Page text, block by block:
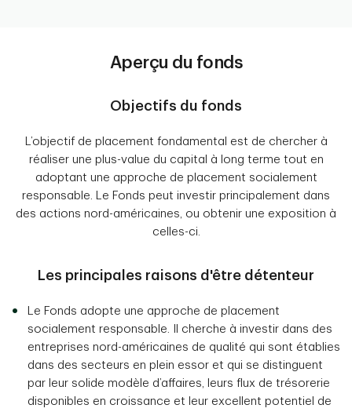
Aperçu du fonds
Objectifs du fonds
L’objectif de placement fondamental est de chercher à
réaliser une plus-value du capital à long terme tout en
adoptant une approche de placement socialement
responsable. Le Fonds peut investir principalement dans
des actions nord-américaines, ou obtenir une exposition à
celles-ci.
Les principales raisons d'être détenteur
Le Fonds adopte une approche de placement
socialement responsable. Il cherche à investir dans des
entreprises nord-américaines de qualité qui sont établies
dans des secteurs en plein essor et qui se distinguent
par leur solide modèle d’affaires, leurs flux de trésorerie
disponibles en croissance et leur excellent potentiel de